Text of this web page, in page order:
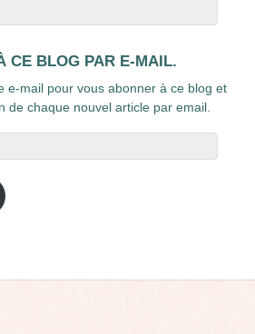
CE BLOG PAR E-MAIL.
e-mail pour vous abonner à ce blog et
de chaque nouvel article par email.